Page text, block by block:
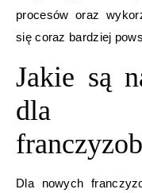
procesów oraz
się coraz bardziej
Jakie są
dla
Dla nowych